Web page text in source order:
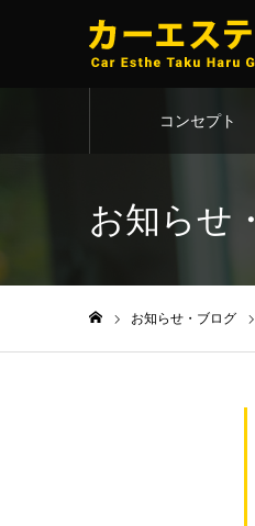
コンセプト
お知らせ
お知らせ・ブログ